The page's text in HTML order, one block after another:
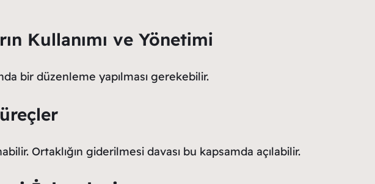
Kullanımı ve Yönetimi
bir düzenleme yapılması gerekebilir.
Ortaklığın giderilmesi davası bu kapsamda açılabilir.